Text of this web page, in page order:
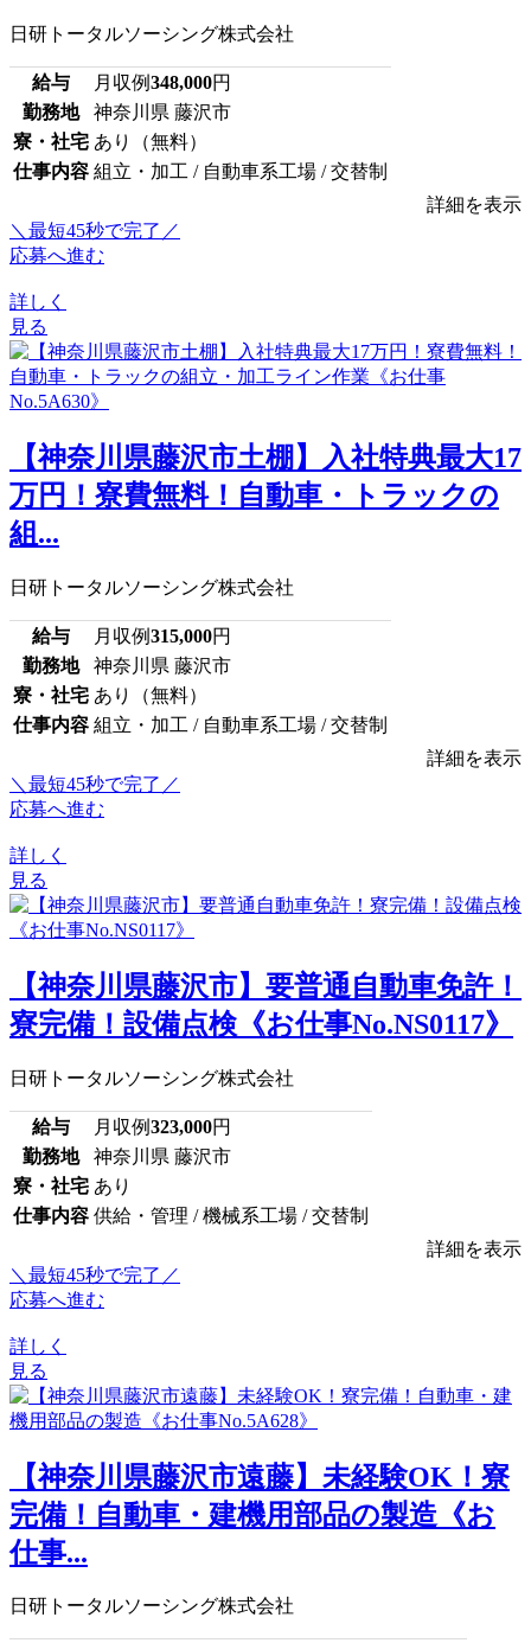
日研トータルソーシング株式会社
給与 月収例348,000円
勤務地
神奈川県 藤沢市
寮・社宅 あり（無料）
仕事内容 組立・加工 / 自動車系工場 / 交替制
詳細を表示
＼最短45秒で完了／
応募へ進む
詳しく
見る
【神奈川県藤沢市土棚】入社特典最大17
万円！寮費無料！自動車・トラックの
組...
日研トータルソーシング株式会社
給与 月収例315,000円
勤務地
神奈川県 藤沢市
寮・社宅 あり（無料）
仕事内容 組立・加工 / 自動車系工場 / 交替制
詳細を表示
＼最短45秒で完了／
応募へ進む
詳しく
見る
【神奈川県藤沢市】要普通自動車免許！
寮完備！設備点検《お仕事No.NS0117》
日研トータルソーシング株式会社
給与 月収例323,000円
勤務地
神奈川県 藤沢市
寮・社宅 あり
仕事内容 供給・管理 / 機械系工場 / 交替制
詳細を表示
＼最短45秒で完了／
応募へ進む
詳しく
見る
【神奈川県藤沢市遠藤】未経験OK！寮
完備！自動車・建機用部品の製造《お
仕事...
日研トータルソーシング株式会社